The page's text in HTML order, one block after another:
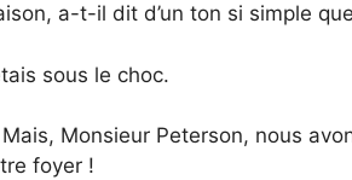
a-t-il dit d’un ton si simple
sous le choc.
Monsieur Peterson, nous
foyer !